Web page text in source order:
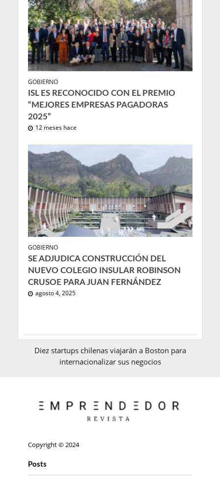
GOBIERNO
ISL ES RECONOCIDO CON EL PREMIO
“MEJORES EMPRESAS PAGADORAS
2025”
12 meses hace
GOBIERNO
SE ADJUDICA CONSTRUCCIÓN DEL
NUEVO COLEGIO INSULAR ROBINSON
CRUSOE PARA JUAN FERNÁNDEZ
agosto 4, 2025
Diez startups chilenas viajarán a Boston para
internacionalizar sus negocios
Copyright © 2024
Posts